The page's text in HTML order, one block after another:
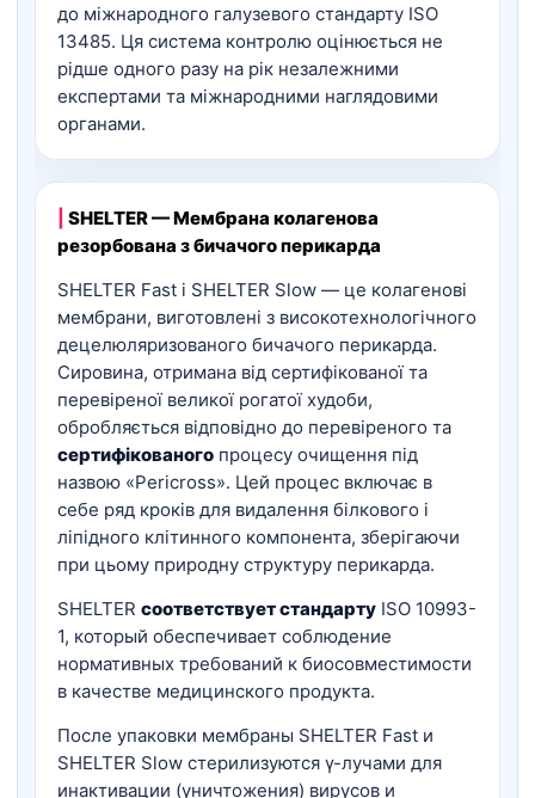
до міжнародного галузевого стандарту ISO
13485. Ця система контролю оцінюється не
рідше одного разу на рік незалежними
експертами та міжнародними наглядовими
органами.
SHELTER — Мембрана колагенова
резорбована з бичачого перикарда
SHELTER Fast і SHELTER Slow — це колагенові
мембрани, виготовлені з високотехнологічного
децелюляризованого бичачого перикарда.
Сировина, отримана від сертифікованої та
перевіреної великої рогатої худоби,
обробляється відповідно до перевіреного та
сертифікованого процесу очищення під
назвою «Pericross». Цей процес включає в
себе ряд кроків для видалення білкового і
ліпідного клітинного компонента, зберігаючи
при цьому природну структуру перикарда.
SHELTER соответствует стандарту ISO 10993-
1, который обеспечивает соблюдение
нормативных требований к биосовместимости
в качестве медицинского продукта.
После упаковки мембраны SHELTER Fast и
SHELTER Slow стерилизуются γ-лучами для
инактивации (уничтожения) вирусов и